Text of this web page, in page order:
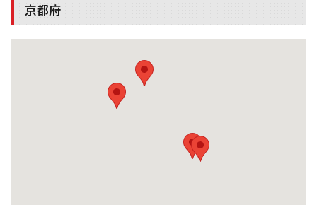
京都府